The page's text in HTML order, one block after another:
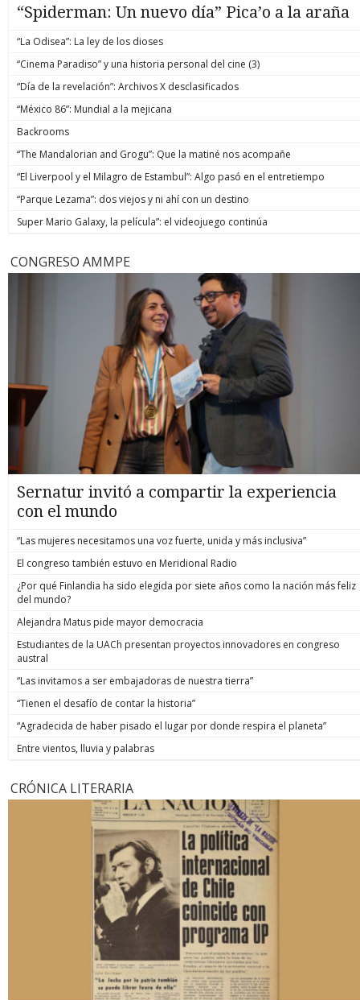
“Spiderman: Un nuevo día” Pica’o a la araña
“La Odisea”: La ley de los dioses
“Cinema Paradiso” y una historia personal del cine (3)
“Día de la revelación”: Archivos X desclasificados
“México 86”: Mundial a la mejicana
Backrooms
“The Mandalorian and Grogu”: Que la matiné nos acompañe
“El Liverpool y el Milagro de Estambul”: Algo pasó en el entretiempo
“Parque Lezama”: dos viejos y ni ahí con un destino
Super Mario Galaxy, la película”: el videojuego continúa
CONGRESO AMMPE
Sernatur invitó a compartir la experiencia
con el mundo
“Las mujeres necesitamos una voz fuerte, unida y más inclusiva”
El congreso también estuvo en Meridional Radio
¿Por qué Finlandia ha sido elegida por siete años como la nación más feliz
del mundo?
Alejandra Matus pide mayor democracia
Estudiantes de la UACh presentan proyectos innovadores en congreso
austral
“Las invitamos a ser embajadoras de nuestra tierra”
“Tienen el desafío de contar la historia”
“Agradecida de haber pisado el lugar por donde respira el planeta”
Entre vientos, lluvia y palabras
CRÓNICA LITERARIA